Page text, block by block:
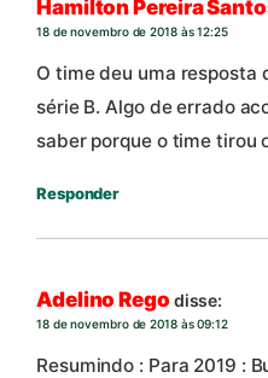
Hamilton Pereira
18 de novembro de 2018 às 12:25
O time deu uma resposta
série B. Algo de errado
saber porque o time tirou
Responder
Adelino Rego disse:
18 de novembro de 2018 às 09:12
Resumindo : Para 2019 :